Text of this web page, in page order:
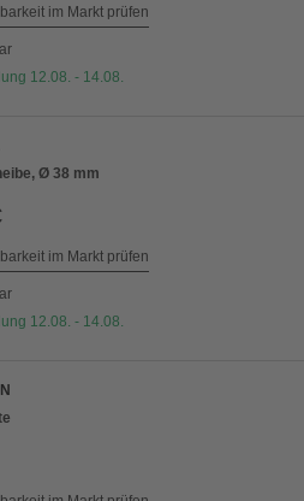
im Markt prüfen
12.08. - 14.08.
Ø 38 mm
im Markt prüfen
12.08. - 14.08.